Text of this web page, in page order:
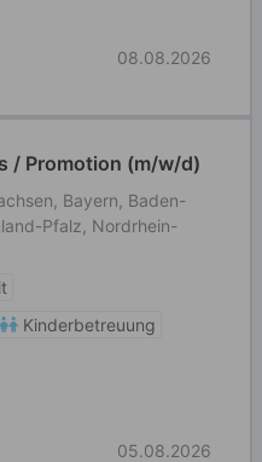
08.08.2026
/ Promotion (m/w/d)
Bayern, Baden-
Pfalz, Nordrhein-
Kinderbetreuung
05.08.2026